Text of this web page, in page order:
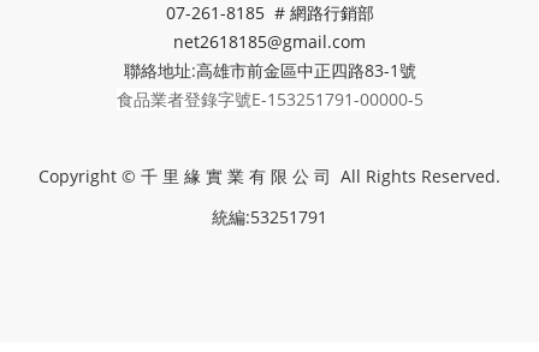
07-261-8185 # 網路行銷部
net2618185@gmail.com
聯絡地址:高雄市前金區中正四路83-1號
食品業者登錄字號E-153251791-00000-5
Copyright © 千 里 緣 實 業 有 限 公 司 All Rights Reserved.
統編:53251791